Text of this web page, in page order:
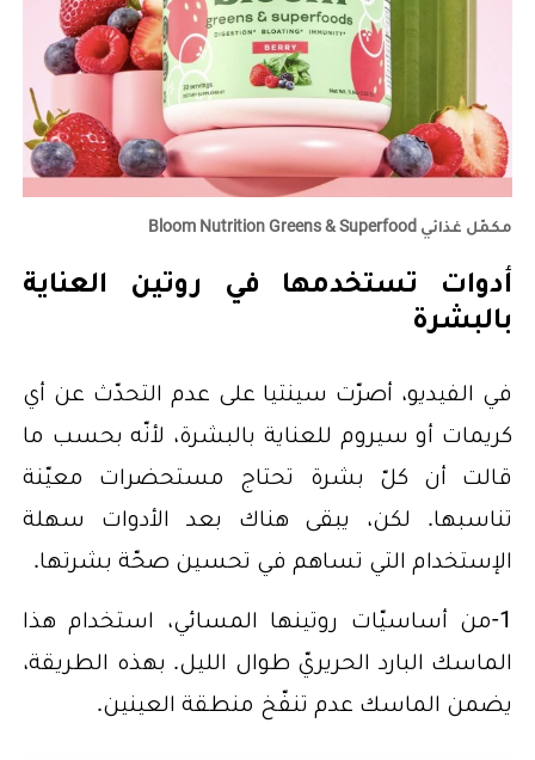
مكمّل غذائي Bloom Nutrition Greens & Superfood
أدوات تستخدمها في روتين العناية
بالبشرة
في الفيديو، أصرّت سينتيا على عدم التحدّث عن أي
كريمات أو سيروم للعناية بالبشرة، لأنّه بحسب ما
قالت أن كلّ بشرة تحتاج مستحضرات معيّنة
تناسبها. لكن، يبقى هناك بعد الأدوات سهلة
الإستخدام التي تساهم في تحسين صحّة بشرتها.
1-من أساسيّات روتينها المسائي، استخدام هذا
الماسك البارد الحريريّ طوال الليل. بهذه الطريقة،
يضمن الماسك عدم تنفّخ منطقة العينين.